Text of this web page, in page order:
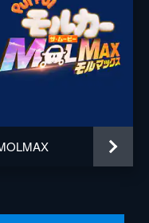
格
卒
モ